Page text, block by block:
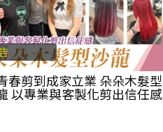
春剪到成家立業 朵朵木髮型
以專業與客製化剪出信任感